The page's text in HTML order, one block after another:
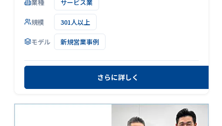
業種 サービス業
規模 301人以上
モデル 新規営業事例
さらに詳しく